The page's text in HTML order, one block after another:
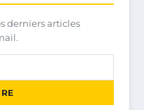
derniers articles